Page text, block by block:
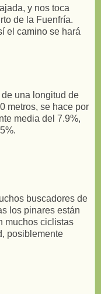
y nos toca
de la Fuenfría.
el camino se hará
de una longitud de
metros, se hace por
media del 7.9%,
buscadores de
los pinares están
muchos ciclistas
posiblemente